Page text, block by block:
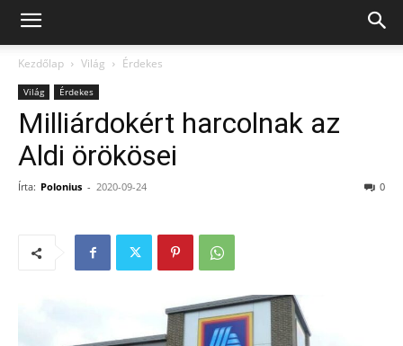
Kezdőlap Világ Érdekes
Világ Érdekes
Milliárdokért harcolnak az
Aldi örökösei
Írta: Polonius - 2020-09-24 0